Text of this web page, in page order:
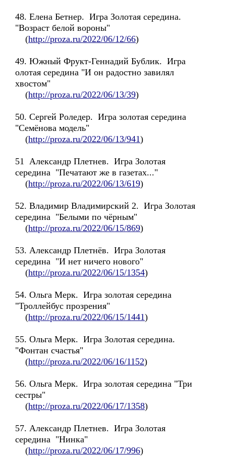
48. Елена Бетнер. Игра Золотая середина.
"Возраст белой вороны"
(http://proza.ru/2022/06/12/66)
49. Южный Фрукт-Геннадий Бублик. Игра
олотая середина "И он радостно завилял
хвостом"
(http://proza.ru/2022/06/13/39)
50. Сергей Роледер. Игра золотая середина
"Семёнова модель"
(http://proza.ru/2022/06/13/941)
51 Александр Плетнев. Игра Золотая
середина "Печатают же в газетах..."
(http://proza.ru/2022/06/13/619)
52. Владимир Владимирский 2. Игра Золотая
середина "Белыми по чёрным"
(http://proza.ru/2022/06/15/869)
53. Александр Плетнёв. Игра Золотая
середина "И нет ничего нового"
(http://proza.ru/2022/06/15/1354)
54. Ольга Мерк. Игра золотая середина
"Троллейбус прозрения"
(http://proza.ru/2022/06/15/1441)
55. Ольга Мерк. Игра Золотая середина.
"Фонтан счастья"
(http://proza.ru/2022/06/16/1152)
56. Ольга Мерк. Игра золотая середина "Три
сестры"
(http://proza.ru/2022/06/17/1358)
57. Александр Плетнев. Игра Золотая
середина "Нинка"
(http://proza.ru/2022/06/17/996)